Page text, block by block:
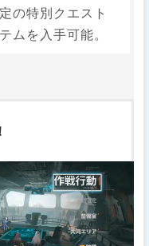
の特別クエスト
ムを入手可能。